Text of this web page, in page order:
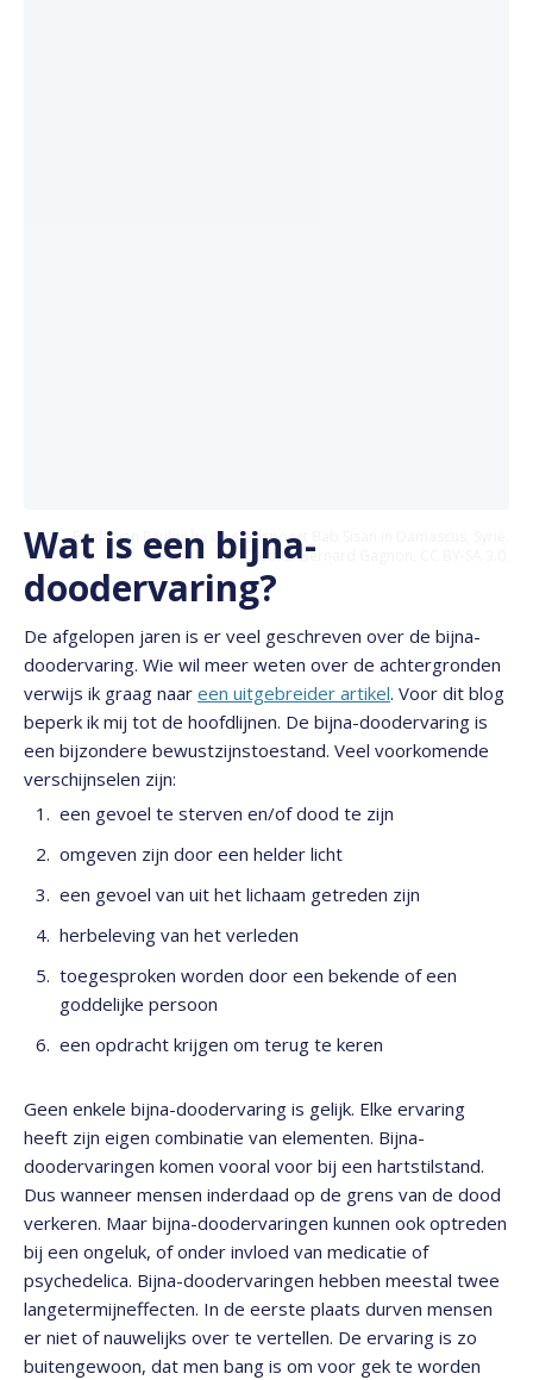
Beeld van Paulus bij de stadspoort Bab Sisan in Damascus, Syrië.
Credits: Bernard Gagnon, CC BY-SA 3.0.
Wat is een bijna-
doodervaring?
De afgelopen jaren is er veel geschreven over de bijna-
doodervaring. Wie wil meer weten over de achtergronden
verwijs ik graag naar een uitgebreider artikel. Voor dit blog
beperk ik mij tot de hoofdlijnen. De bijna-doodervaring is
een bijzondere bewustzijnstoestand. Veel voorkomende
verschijnselen zijn:
een gevoel te sterven en/of dood te zijn
omgeven zijn door een helder licht
een gevoel van uit het lichaam getreden zijn
herbeleving van het verleden
toegesproken worden door een bekende of een
goddelijke persoon
een opdracht krijgen om terug te keren
Geen enkele bijna-doodervaring is gelijk. Elke ervaring
heeft zijn eigen combinatie van elementen. Bijna-
doodervaringen komen vooral voor bij een hartstilstand.
Dus wanneer mensen inderdaad op de grens van de dood
verkeren. Maar bijna-doodervaringen kunnen ook optreden
bij een ongeluk, of onder invloed van medicatie of
psychedelica. Bijna-doodervaringen hebben meestal twee
langetermijneffecten. In de eerste plaats durven mensen
er niet of nauwelijks over te vertellen. De ervaring is zo
buitengewoon, dat men bang is om voor gek te worden